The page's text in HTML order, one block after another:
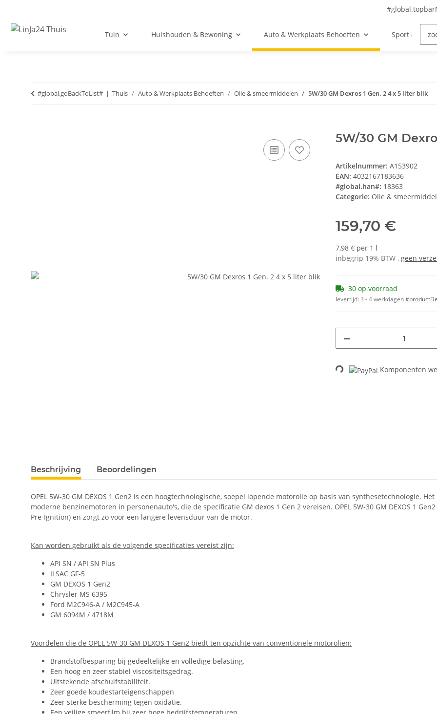
Tuin Huishouden & Bewoning Auto & Werkplaats Behoeften Sport & Vrije
#global.goBackToList# Thuis Auto & Werkplaats Behoeften Olie & smeermiddelen 5W/30 GM Dexros 1 Gen. 2 4 x 5 liter blik
5W/30 GM
Artikelnummer: A153902
EAN: 4032167183636
#global.han#: 18363
Categorie: Olie &
159,70 €
7,98 € per 1 l
inbegrip 19% BTW , geen
30 op voorraad
levertijd:3 - 4 werkdagen
Loading... Komponenten
#productDetails.showMoreTabs#
Beschrijving Beoordelingen
OPEL 5W-30 GM DEXOS 1 Gen2 is een hoogtechnologische, soepel lopende motorolie op basis van synthesetechnologie.
moderne benzinemotoren in personenauto's, die de specificatie GM dexos 1 Gen 2 vereisen. OPEL 5W-30 GM DEXOS 1
Pre-Ignition) en zorgt zo voor een langere levensduur van de motor.
Kan worden gebruikt als de volgende specificaties vereist zijn:
API SN / API SN Plus
ILSAC GF-5
GM DEXOS 1 Gen2
Chrysler MS 6395
Ford M2C946-A / M2C945-A
GM 6094M / 4718M
Voordelen die de OPEL 5W-30 GM DEXOS 1 Gen2 biedt ten opzichte van conventionele motoroliën:
Brandstofbesparing bij gedeeltelijke en volledige belasting.
Een hoog en zeer stabiel viscositeitsgedrag.
Uitstekende afschuifstabiliteit.
Zeer goede koudestarteigenschappen
Zeer sterke bescherming tegen oxidatie.